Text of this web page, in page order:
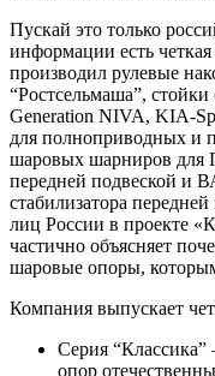
Пускай это только
информации есть
производил рулевые
“Ростсельмаша”,
Generation NIVA, KIA-
для полноприводных и
шаровых шарниров для
передней подвеской и
стабилизатора
лиц России в проекте
частично объясняет
шаровые опоры,
Компания выпускает
Серия
опор